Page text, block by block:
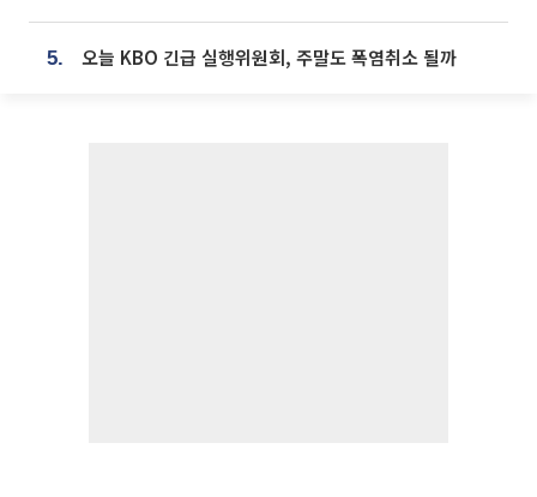
5. 오늘 KBO 긴급 실행위원회, 주말도 폭염취소 될까